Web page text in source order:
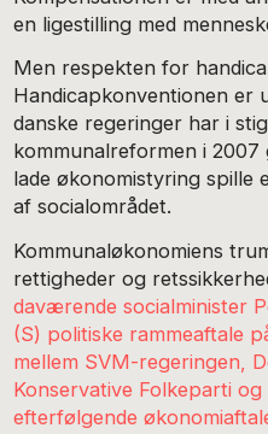
en ligestilling med
Men respekten for
Handicapkonventionen er
danske regeringer har i
kommunalreformen i
lade økonomistyring spille
af socialområdet.
Kommunaløkonomiens
rettigheder og
daværende socialminister
(S) politiske rammeaftale
mellem SVM-regeringen,
Konservative Folkeparti
efterfølgende